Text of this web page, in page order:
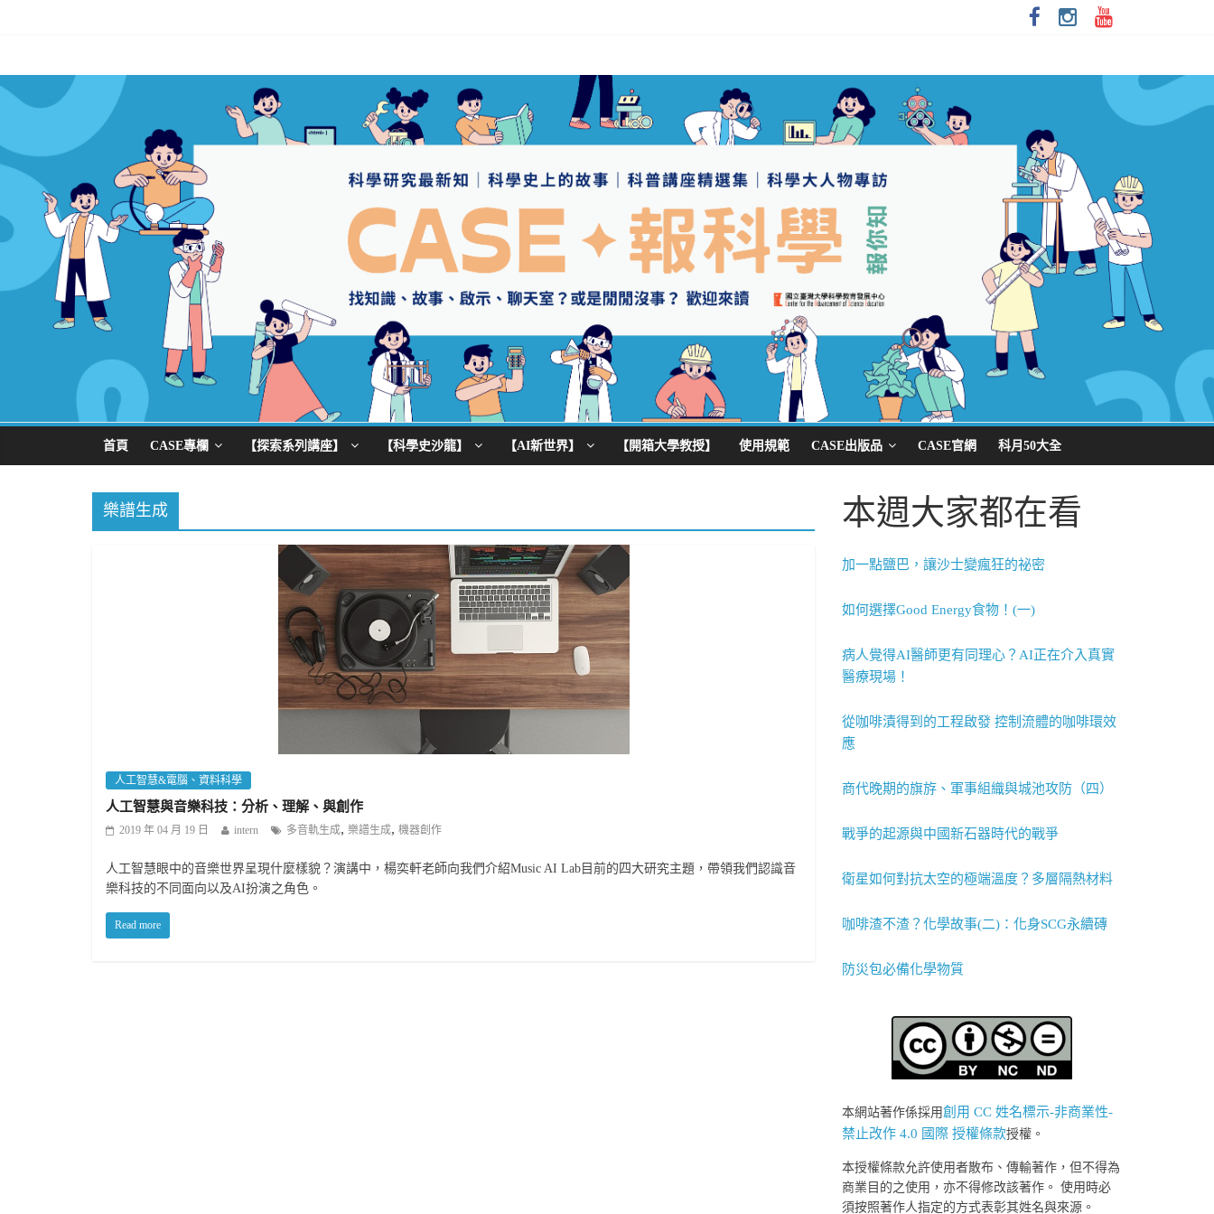
首頁 CASE專欄 【探索系列講座】 【科學史沙龍】 【AI新世界】 【開箱大學教授】 使用規範 CASE出版品 CASE官網 科月50大全
樂譜生成
人工智慧&電腦、資料科學
人工智慧與音樂科技：分析、理解、與創作
2019 年 04 月 19 日 intern 多音軌生成, 樂譜生成, 機器創作
人工智慧眼中的音樂世界呈現什麼樣貌？演講中，楊奕軒老師向我們介紹Music AI Lab目前的四大研究主題，帶領我們認識音
樂科技的不同面向以及AI扮演之角色。
Read more
本週大家都在看
加一點鹽巴，讓沙士變瘋狂的祕密
如何選擇Good Energy食物！(一)
病人覺得AI醫師更有同理心？AI正在介入真實
醫療現場！
從咖啡漬得到的工程啟發 控制流體的咖啡環效
應
商代晚期的旗斿、軍事組織與城池攻防（四）
戰爭的起源與中國新石器時代的戰爭
衛星如何對抗太空的極端溫度？多層隔熱材料
咖啡渣不渣？化學故事(二)：化身SCG永續磚
防災包必備化學物質
本網站著作係採用創用 CC 姓名標示-非商業性-
禁止改作 4.0 國際 授權條款授權。
本授權條款允許使用者散布、傳輸著作，但不得為
商業目的之使用，亦不得修改該著作。 使用時必
須按照著作人指定的方式表彰其姓名與來源。